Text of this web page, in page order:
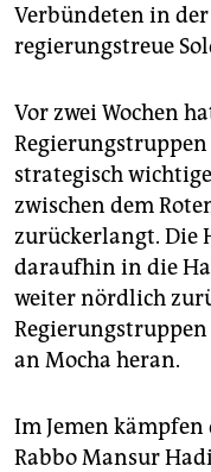
Verbündeten in der
regierungstreue
Vor zwei Wochen
strategisch
zwischen dem
zurückerlangt. Die
daraufhin in die
weiter nördlich
an Mocha heran.
Im Jemen
Rabbo Mansur